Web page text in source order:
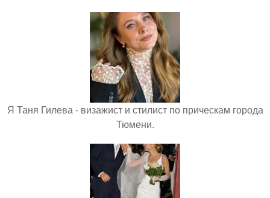
Я Таня Гилева - визажист и стилист по прическам города
Тюмени.